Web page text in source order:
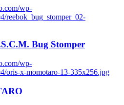
wp-
reebok_bug_stomper_02-
Bug Stomper
wp-
oris-x-momotaro-13-335x256.jpg